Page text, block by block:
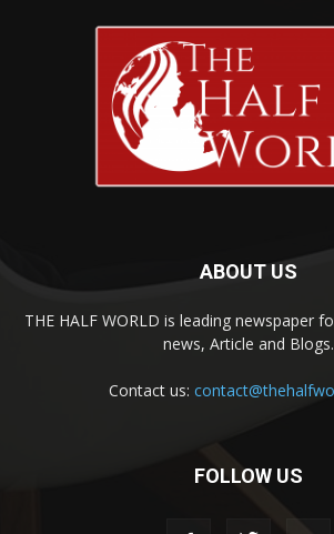
ABOUT US
THE HALF WORLD is leading newspaper
news, Article and Blogs.
Contact us:
FOLLOW US